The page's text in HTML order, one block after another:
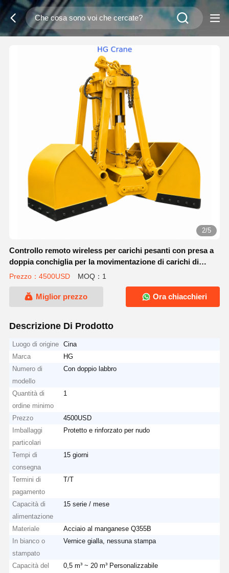
2/5
Controllo remoto wireless per carichi pesanti con presa a
doppia conchiglia per la movimentazione di carichi di
grandi dimensioni e il dragaggio fluviale
Prezzo：4500USD MOQ：1
Miglior prezzo Ora chiacchieri
Descrizione Di Prodotto
Luogo di origine
Cina
Marca
HG
Numero di
modello
Con doppio labbro
Quantità di
ordine minimo
1
Prezzo
4500USD
Imballaggi
particolari
Protetto e rinforzato per nudo
Tempi di
consegna
15 giorni
Termini di
pagamento
T/T
Capacità di
alimentazione
15 serie / mese
Materiale
Acciaio al manganese Q355B
In bianco o
stampato
Vernice gialla, nessuna stampa
Capacità del
0,5 m³ ~ 20 m³ Personalizzabile